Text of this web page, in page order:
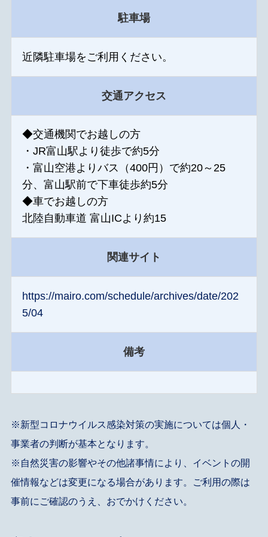
駐車場
近隣駐車場をご利用ください。
交通アクセス
◆交通機関でお越しの方
・JR富山駅より徒歩で約5分
・富山空港よりバス（400円）で約20～25
分、富山駅前で下車徒歩約5分
◆車でお越しの方
北陸自動車道 富山ICより約15
関連サイト
https://mairo.com/schedule/archives/date/202
5/04
備考
※新型コロナウイルス感染対策の実施については個人・
事業者の判断が基本となります。
※自然災害の影響やその他諸事情により、イベントの開
催情報などは変更になる場合があります。ご利用の際は
事前にご確認のうえ、おでかけください。